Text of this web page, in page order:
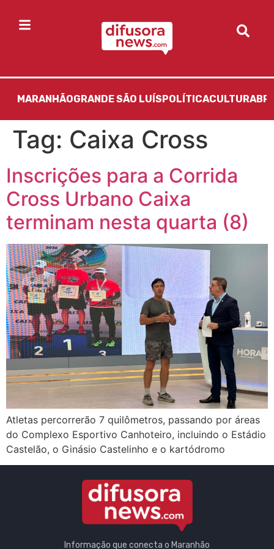
MARANHÃOGRANDE SÃO LUÍS POLÍTICACULTURA
Tag: Caixa Cross
Inscrições para a Corrida
Cross Urbano Caixa
terminam nesta quarta (8)
Atletas percorrerão 7 quilômetros, passando por áreas
do Complexo Esportivo Canhoteiro, incluindo o Estádio
Castelão, o Ginásio Castelinho e o kartódromo
Informação que conecta o Maranhão